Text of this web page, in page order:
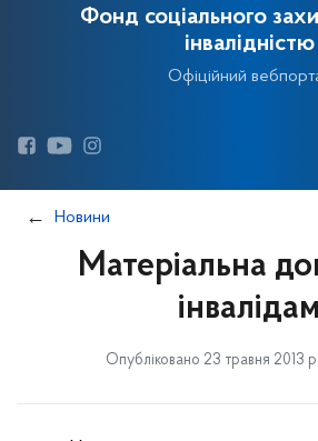
Фонд соціального
інвалідністю
Офіційний
Новини
Матеріальна
інвалідам
Опубліковано 23 травня 2013